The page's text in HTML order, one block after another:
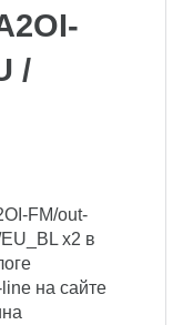
/
FM/out-
x2 в
на сайте